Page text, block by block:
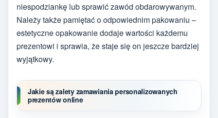
niespodziankę lub sprawić zawód obdarowywanym.
Należy także pamiętać o odpowiednim pakowaniu –
estetyczne opakowanie dodaje wartości każdemu
prezentowi i sprawia, że staje się on jeszcze bardziej
wyjątkowy.
Jakie są zalety zamawiania personalizowanych
prezentów online